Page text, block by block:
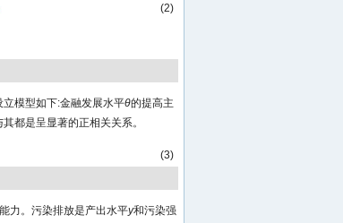
(2)
模型如下:金融发展水平θ的提高主
其都是呈显著的正相关关系。
(3)
力。污染排放是产出水平y和污染强